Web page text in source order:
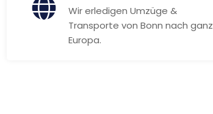
Wir erledigen Umzüge &
Transporte von Bonn nach ganz
Europa.